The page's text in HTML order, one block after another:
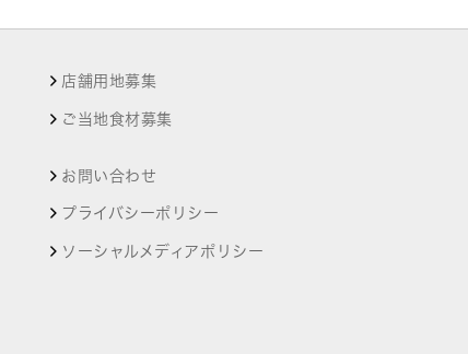
店舗用地募集
ご当地食材募集
お問い合わせ
プライバシーポリシー
ソーシャルメディアポリシー